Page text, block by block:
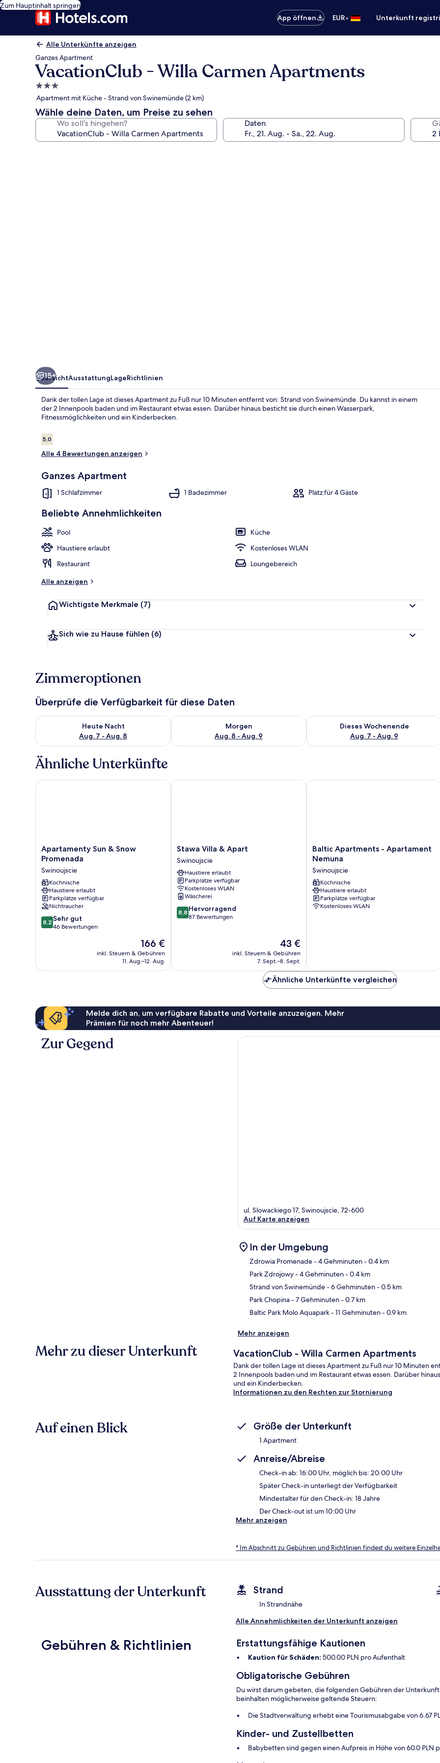
Zum Hauptinhalt springen
App öffnen
EUR• Unterkunft
Alle Unterkünfte anzeigen
Ganzes Apartment
VacationClub - Willa Carmen Apartments
3.0-
Sterne-
Unterkunft
Apartment mit Küche - Strand von Swinemünde (2 km)
Wähle deine Daten, um Preise zu sehen
Wo soll’s hingehen? Daten
15+
ÜbersichtAusstattungLageRichtlinien
Dank der tollen Lage ist dieses Apartment zu Fuß nur 10 Minuten entfernt von: Strand von Swinemünde. Du kannst in einem
der 2 Innenpools baden und im Restaurant etwas essen. Darüber hinaus besticht sie durch einen Wasserpark,
Fitnessmöglichkeiten und ein Kinderbecken.
Bewertungen
5,05,0 von 10.
Alle 4 Bewertungen anzeigen
Ganzes Apartment
1 Schlafzimmer 1 Badezimmer Platz für 4 Gäste
Beliebte Annehmlichkeiten
Pool
Küche
Haustiere erlaubt
Kostenloses WLAN
Restaurant
Loungebereich
Alle anzeigen
Wichtigste Merkmale (7)
Sich wie zu Hause fühlen (6)
Zimmeroptionen
Überprüfe die Verfügbarkeit für diese Daten
Heute Nacht
Aug. 7 - Aug. 8
Überprüfe die Verfügbarkeit für heute Nacht, Aug. 7 - Aug. 8.
Morgen
Aug. 8 - Aug. 9
Überprüfe die Verfügbarkeit für morgen, Aug. 8 - Aug. 9.
Dieses Wochenende
Aug. 7 - Aug. 9
Überprüfe die Verfügbarkeit für
Ähnliche Unterkünfte
Apartamenty
Sun
Snow
Promenada
Swinoujscie
Apartamenty Sun & Snow
Promenada
Swinoujscie
Kochnische
Haustiere erlaubt
Parkplätze verfügbar
Nichtraucher
8.2
von
Bewertungen
8,2 Sehr gut
46 Bewertungen
Der
Preis
beträgt
166 €
inkl. Steuern & Gebühren
11. Aug.–12. Aug.
Apartamenty Sun & Snow Promenada
Stawa
Villa
&
Apart
Swinoujscie
Stawa Villa & Apart
Swinoujscie
Haustiere erlaubt
Parkplätze verfügbar
Kostenloses WLAN
Wäscherei
8.8
von
8,8 Hervorragend
87 Bewertungen
Der
Preis
beträgt
43 €
inkl. Steuern & Gebühren
7. Sept.–8. Sept.
Stawa Villa & Apart
Baltic
Apartments
Apartament
Nemuna
Swinoujscie
Baltic Apartments - Apartament
Nemuna
Swinoujscie
Kochnische
Haustiere erlaubt
Parkplätze verfügbar
Kostenloses WLAN
Baltic Apartments - Apartament
Ähnliche Unterkünfte vergleichen
Melde dich an, um verfügbare Rabatte und Vorteile anzuzeigen. Mehr
Prämien für noch mehr Abenteuer!
Zur Gegend
ul. Slowackiego 17, Swinoujscie, 72-600
Auf Karte anzeigen
In der Umgebung
Zdrowia Promenade- 4 Gehminuten- 0.4 km
Park Zdrojowy- 4 Gehminuten- 0.4 km
Strand von Swinemünde- 6 Gehminuten- 0.5 km
Park Chopina- 7 Gehminuten- 0.7 km
Baltic Park Molo Aquapark- 11 Gehminuten- 0.9 km
Mehr anzeigen
Mehr zu dieser Unterkunft VacationClub - Willa Carmen Apartments
Dank der tollen Lage ist dieses Apartment zu Fuß nur 10 Minuten
2 Innenpools baden und im Restaurant etwas essen. Darüber
und ein Kinderbecken.
Informationen zu den Rechten zur Stornierung
Auf einen Blick Größe der Unterkunft
1 Apartment
Anreise/Abreise
Check-in ab: 16:00 Uhr, möglich bis: 20:00 Uhr
Später Check-in unterliegt der Verfügbarkeit
Mindestalter für den Check-in: 18 Jahre
Der Check-out ist um 10:00 Uhr
Mehr anzeigen
* Im Abschnitt zu Gebühren und Richtlinien findest du weitere
Ausstattung der Unterkunft Strand
In Strandnähe
Alle Annehmlichkeiten der Unterkunft anzeigen
Gebühren & Richtlinien Erstattungsfähige Kautionen
Kaution für Schäden: 500.00 PLN pro Aufenthalt
Obligatorische Gebühren
Du wirst darum gebeten, die folgenden Gebühren der
beinhalten möglicherweise geltende Steuern:
Die Stadtverwaltung erhebt eine Tourismusabgabe von 6.67
Kinder- und Zustellbetten
Babybetten sind gegen einen Aufpreis in Höhe von 60.0 PLN